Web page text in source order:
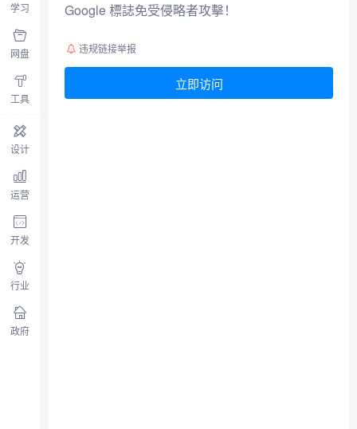
学习
网盘
工具
设计
运营
开发
行业
政府
Google 標誌免受侵略者攻擊！
违规链接举报
立即访问